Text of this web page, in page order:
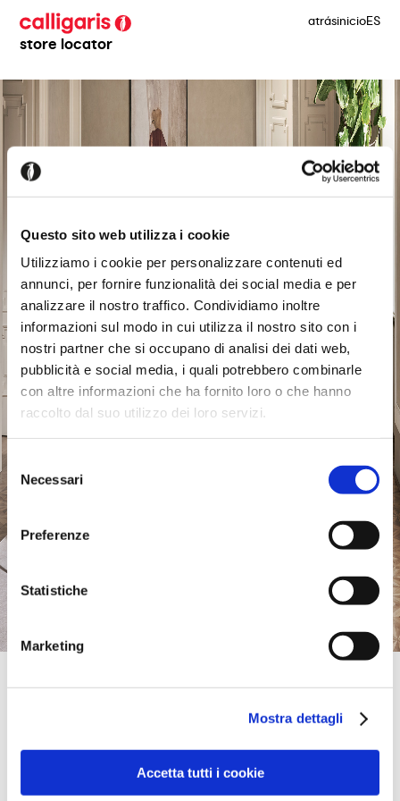
Questo sito web utilizza i cookie
Utilizziamo i cookie per personalizzare contenuti ed
annunci, per fornire funzionalità dei social media e per
analizzare il nostro traffico. Condividiamo inoltre
informazioni sul modo in cui utilizza il nostro sito con i
nostri partner che si occupano di analisi dei dati web,
pubblicità e social media, i quali potrebbero combinarle
con altre informazioni che ha fornito loro o che hanno
raccolto dal suo utilizzo dei loro servizi.
del
consenso
Necessari
Preferenze
Statistiche
Marketing
Mostra dettagli
Accetta tutti i cookie
store locator
atrásinicioES
21 RUE JEAN MOULIN,
0033470291441
laurent.rochut@maison-crozatier.com